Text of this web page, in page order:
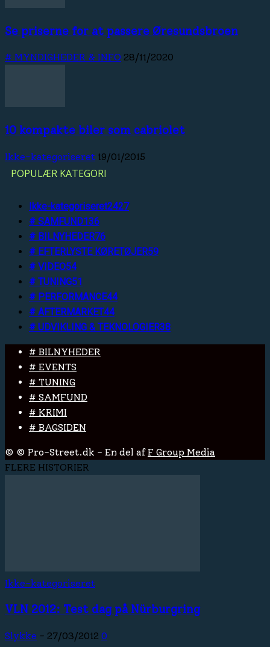
Se priserne for at passere Øresundsbroen
# MYNDIGHEDER & INFO 28/11/2020
10 kompakte biler som cabriolet
Ikke-kategoriseret 19/01/2015
POPULÆR KATEGORI
Ikke-kategoriseret2427
# SAMFUND136
# BILNYHEDER76
# EFTERLYSTE KØRETØJER59
# VIDEO54
# TUNING51
# PERFORMANCE44
# AFTERMARKET44
# UDVIKLING & TEKNOLOGIER38
# BILNYHEDER
# EVENTS
# TUNING
# SAMFUND
# KRIMI
# BAGSIDEN
© © Pro-Street.dk - En del afF Group Media
FLERE HISTORIER
Ikke-kategoriseret
VLN 2012: Test dag på Nürburgring
Slykke - 27/03/2012 0